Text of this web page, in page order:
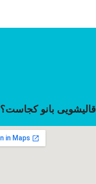
قالیشویی بانو کجاست؟